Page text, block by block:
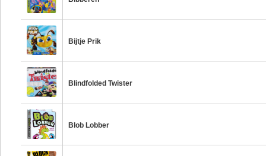
Bijtje Prik
Blindfolded Twister
Blob Lobber